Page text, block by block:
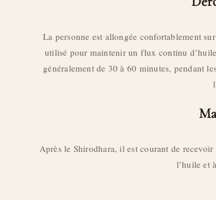
La personne est allongée confortablement
utilisé pour maintenir un flux continu
généralement de 30 à 60 minutes, pendant
Après le Shirodhara, il est courant de
l’huile et